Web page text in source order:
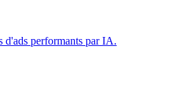
d'ads performants par IA.